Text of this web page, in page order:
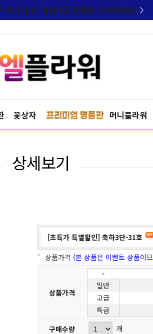
즉시지급! 회원가로 현명한 소비하세요!
꽃상자 머니플라워
상세보기
[초특가 특별할인] 축하3단-31호
상품가격 (본 상품은 이벤트 상품이
상품가격
-
일반
고급
특급
구매수량
개